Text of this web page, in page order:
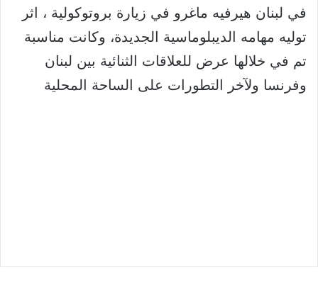
في لبنان هيرفيه ماغرو في زيارة بروتوكولية ، اثر
توليه مهامه الديبلوماسية الجديدة، وكانت مناسبة
تم في خلالها عرض للعلاقات الثنائية بين لبنان
وفرنسا ولآخر التطورات على الساحة المحلية